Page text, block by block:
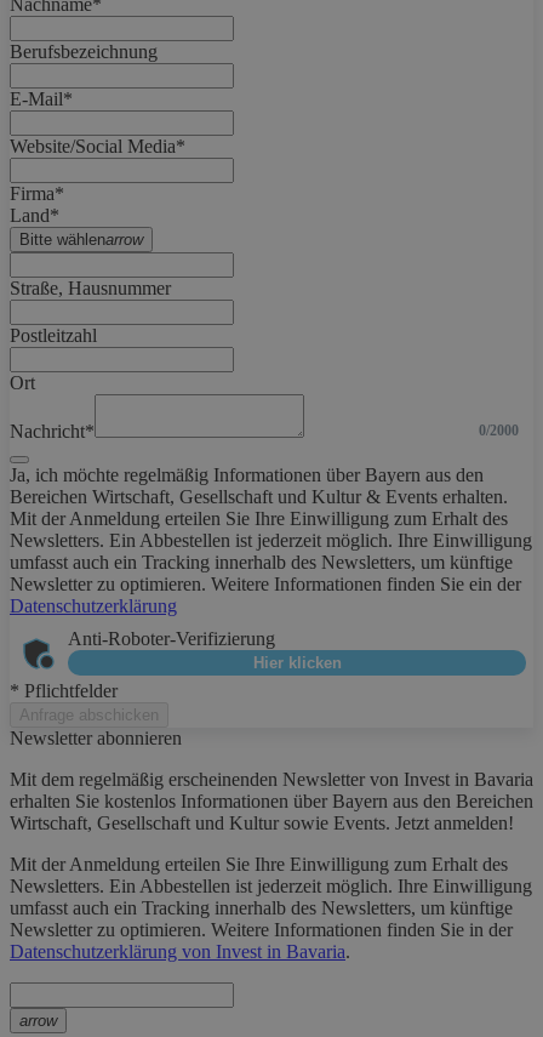
Nachname*
Berufsbezeichnung
E-Mail*
Website/Social Media*
Firma*
Land*
Bitte wählenarrow
Straße, Hausnummer
Postleitzahl
Ort
Nachricht* 0/2000
Ja, ich möchte regelmäßig Informationen über Bayern aus den
Bereichen Wirtschaft, Gesellschaft und Kultur & Events erhalten.
Mit der Anmeldung erteilen Sie Ihre Einwilligung zum Erhalt des
Newsletters. Ein Abbestellen ist jederzeit möglich. Ihre Einwilligung
umfasst auch ein Tracking innerhalb des Newsletters, um künftige
Newsletter zu optimieren. Weitere Informationen finden Sie ein der
Datenschutzerklärung
Anti-Roboter-Verifizierung
Hier klicken
* Pflichtfelder
Anfrage abschicken
Newsletter abonnieren
Mit dem regelmäßig erscheinenden Newsletter von Invest in Bavaria
erhalten Sie kostenlos Informationen über Bayern aus den Bereichen
Wirtschaft, Gesellschaft und Kultur sowie Events. Jetzt anmelden!
Mit der Anmeldung erteilen Sie Ihre Einwilligung zum Erhalt des
Newsletters. Ein Abbestellen ist jederzeit möglich. Ihre Einwilligung
umfasst auch ein Tracking innerhalb des Newsletters, um künftige
Newsletter zu optimieren. Weitere Informationen finden Sie in der
Datenschutzerklärung von Invest in Bavaria.
arrow